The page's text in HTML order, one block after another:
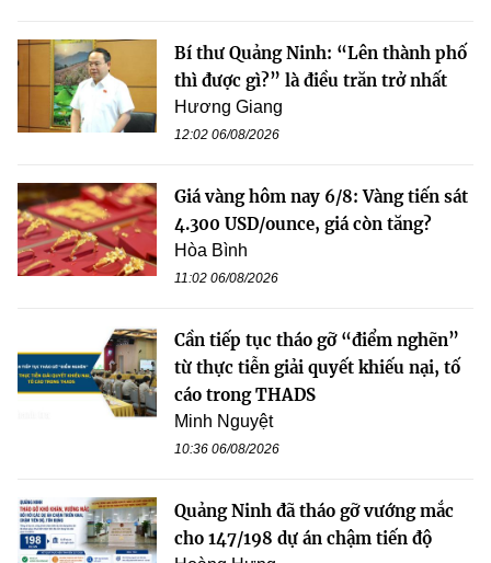
Bí thư Quảng Ninh: “Lên thành phố
thì được gì?” là điều trăn trở nhất
Hương Giang
12:02 06/08/2026
Giá vàng hôm nay 6/8: Vàng tiến sát
4.300 USD/ounce, giá còn tăng?
Hòa Bình
11:02 06/08/2026
Cần tiếp tục tháo gỡ “điểm nghẽn”
từ thực tiễn giải quyết khiếu nại, tố
cáo trong THADS
Minh Nguyệt
10:36 06/08/2026
Quảng Ninh đã tháo gỡ vướng mắc
cho 147/198 dự án chậm tiến độ